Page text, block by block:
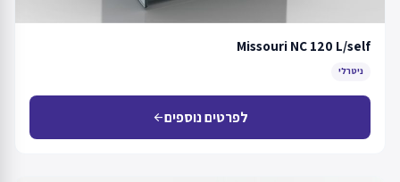
Missouri NC 120 L/self
ניטרלי
לפרטים נוספיםarrow_back